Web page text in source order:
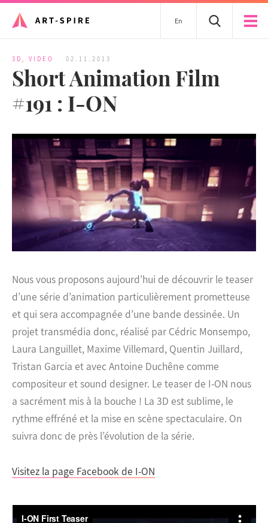
En
3D , VIDEO 02.11.2013
Short Animation Film
#191 : I-ON
Nous vous proposons aujourd’hui de découvrir le teaser
d’une série d’animation particulièrement prometteuse
et qui sera accompagnée d’une bande dessinée. Un
projet transmédia donc, réalisé par Cédric Monsempo,
Laura Languillet, Maxime Villemard, Quentin Juillard,
Tristan Garcia et avec Antoine Duchêne comme
compositeur et sound designer. Le teaser de I-ON nous
a sacrément mis à la bouche ! La 3D est sublime, le
rythme effréné et la mise en scène spectaculaire. On
suivra donc de près l’évolution de la série.
Visitez la page Facebook de I-ON